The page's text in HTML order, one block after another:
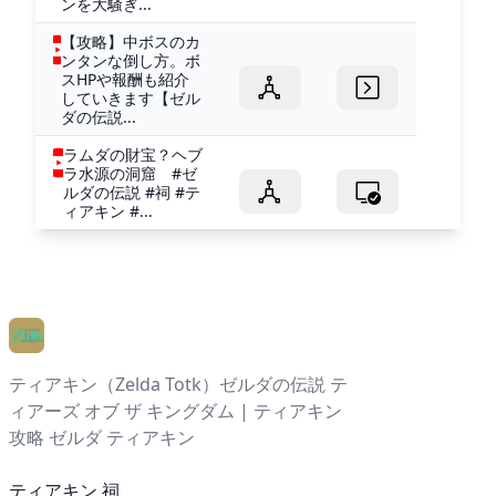
【攻略】中ボスのカ
ンタンな倒し方。ボ
スHPや報酬も紹介
していきます【ゼル
ダの伝説...
ラムダの財宝？ヘブ
ラ水源の洞窟 #ゼ
ルダの伝説 #祠 #テ
ィアキン #...
ティアキン（Zelda Totk）ゼルダの伝説 テ
ィアーズ オブ ザ キングダム | ティアキン
攻略 ゼルダ ティアキン
ティアキン 祠